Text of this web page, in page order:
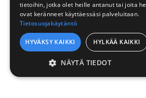
tietoihin, jotka olet heille antanut tai joita he
ovat keränneet käyttäessäsi palveluitaan.
Tietosuojakäytäntö
HYVÄKSY KAIKKI HYLKÄÄ KAIKKI
NÄYTÄ TIEDOT
EHDOTTOMASTI